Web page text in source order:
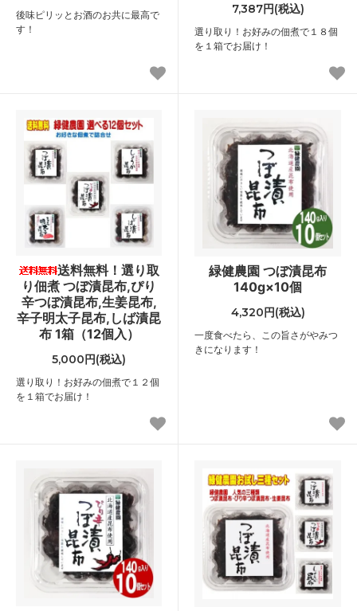
後味ピリッとお酒のお共に最高で
す！
7,387円(税込)
選り取り！お好みの佃煮で１８個
を１箱でお届け！
送料無料！選り取
り佃煮 つぼ漬昆布,ぴり
辛つぼ漬昆布,生姜昆布,
辛子明太子昆布,しば漬昆
布 1箱（12個入）
5,000円(税込)
選り取り！お好みの佃煮で１２個
を１箱でお届け！
緑健農園 つぼ漬昆布
140g×10個
4,320円(税込)
一度食べたら、この旨さがやみつ
きになります！